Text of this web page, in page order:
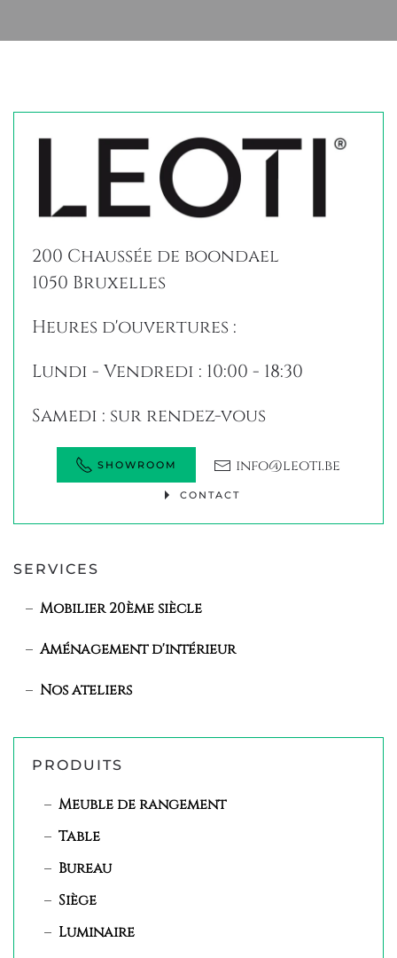
200 Chaussée de boondael
1050 Bruxelles
Heures d'ouvertures :
Lundi - Vendredi : 10:00 - 18:30
Samedi : sur rendez-vous
SHOWROOM info@leoti.be
CONTACT
SERVICES
Mobilier 20ème siècle
Aménagement d'intérieur
Nos ateliers
PRODUITS
Meuble de rangement
Table
Bureau
Siège
Luminaire